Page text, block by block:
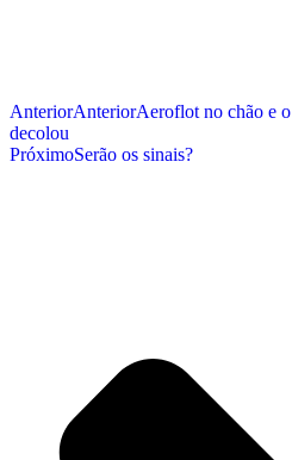
AnteriorAnteriorAeroflot no chão e
decolou
PróximoSerão os sinais?